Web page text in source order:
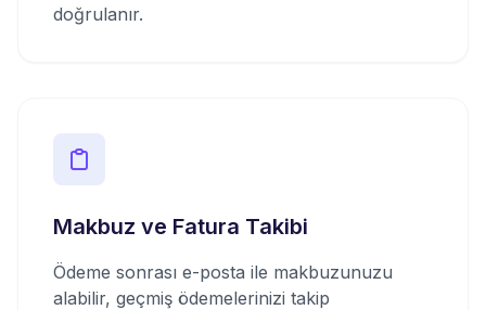
doğrulanır.
Makbuz ve Fatura Takibi
Ödeme sonrası e-posta ile makbuzunuzu
alabilir, geçmiş ödemelerinizi takip